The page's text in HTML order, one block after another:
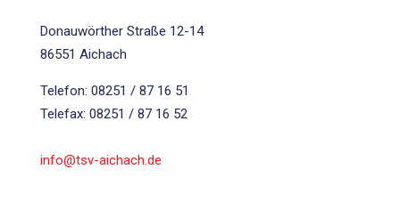
Donauwörther Straße 12-14
86551 Aichach
Telefon: 08251 / 87 16 51
Telefax: 08251 / 87 16 52
info@tsv-aichach.de